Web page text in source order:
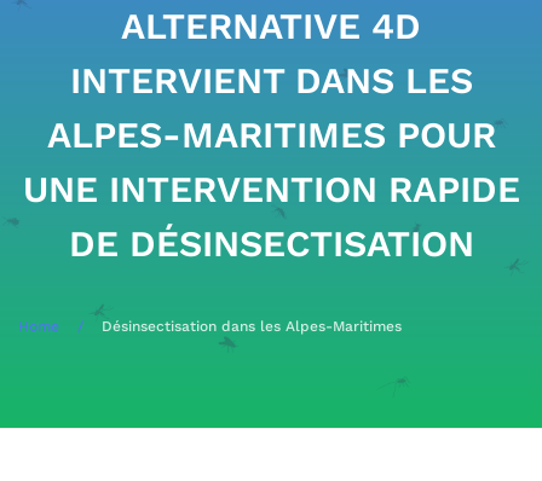
ALTERNATIVE 4D
INTERVIENT DANS LES
ALPES-MARITIMES POUR
UNE INTERVENTION RAPIDE
DE DÉSINSECTISATION
Home Désinsectisation dans les Alpes-Maritimes